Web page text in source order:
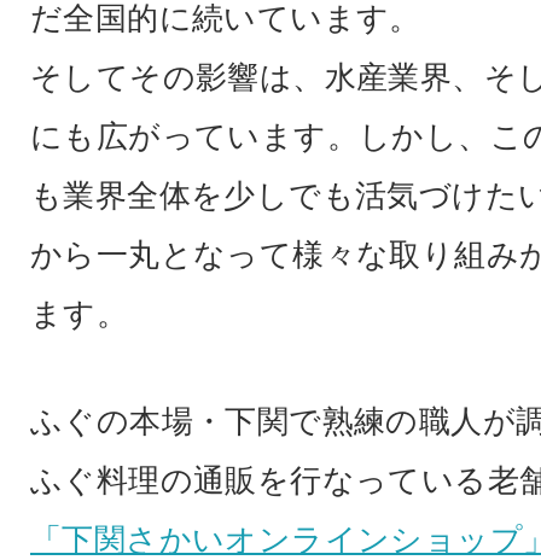
だ全国的に続いています。
そしてその影響は、水産業界、そ
にも広がっています。しかし、こ
も業界全体を少しでも活気づけた
から一丸となって様々な取り組み
ます。
ふぐの本場・下関で熟練の職人が
ふぐ料理の通販を行なっている老
「下関さかいオンラインショップ